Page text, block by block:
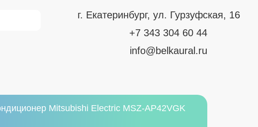
г. Екатеринбург, ул. Гурзуфская, 16
+7 343 304 60 44
info@belkaural.ru
Mitsubishi Electric MSZ-AP42VGK